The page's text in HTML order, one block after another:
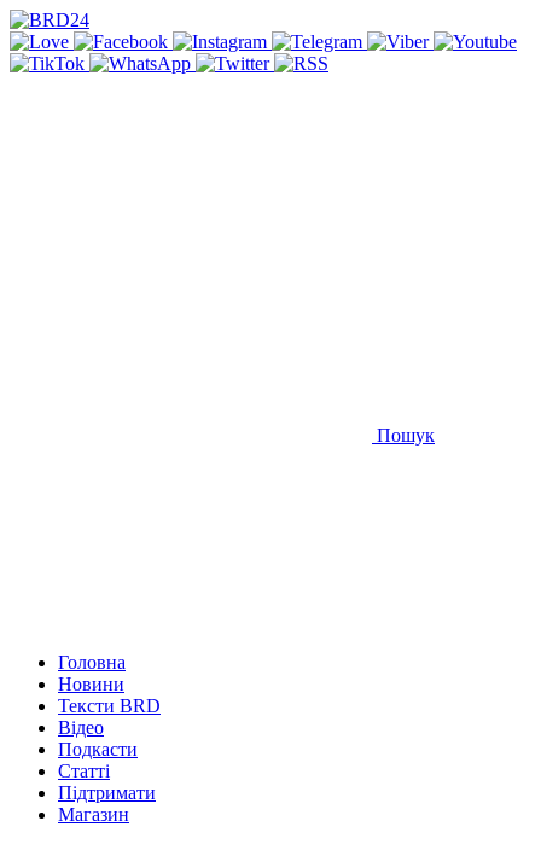
Пошук
Головна
Новини
Тексти BRD
Відео
Подкасти
Статті
Підтримати
Магазин